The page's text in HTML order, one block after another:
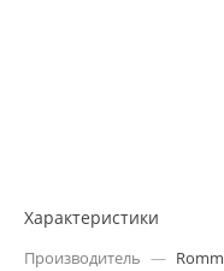
Характеристики
Производитель —